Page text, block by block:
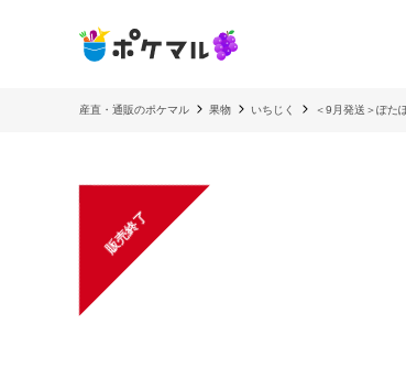
産直・通販のポケマル 果物 いちじく ＜9月発送＞ぽた
販売終了